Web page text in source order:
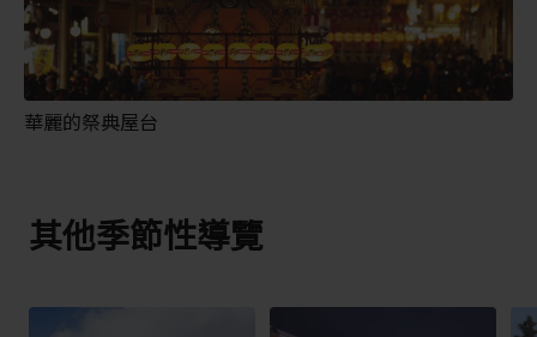
華麗的祭典屋台
其他季節性導覽